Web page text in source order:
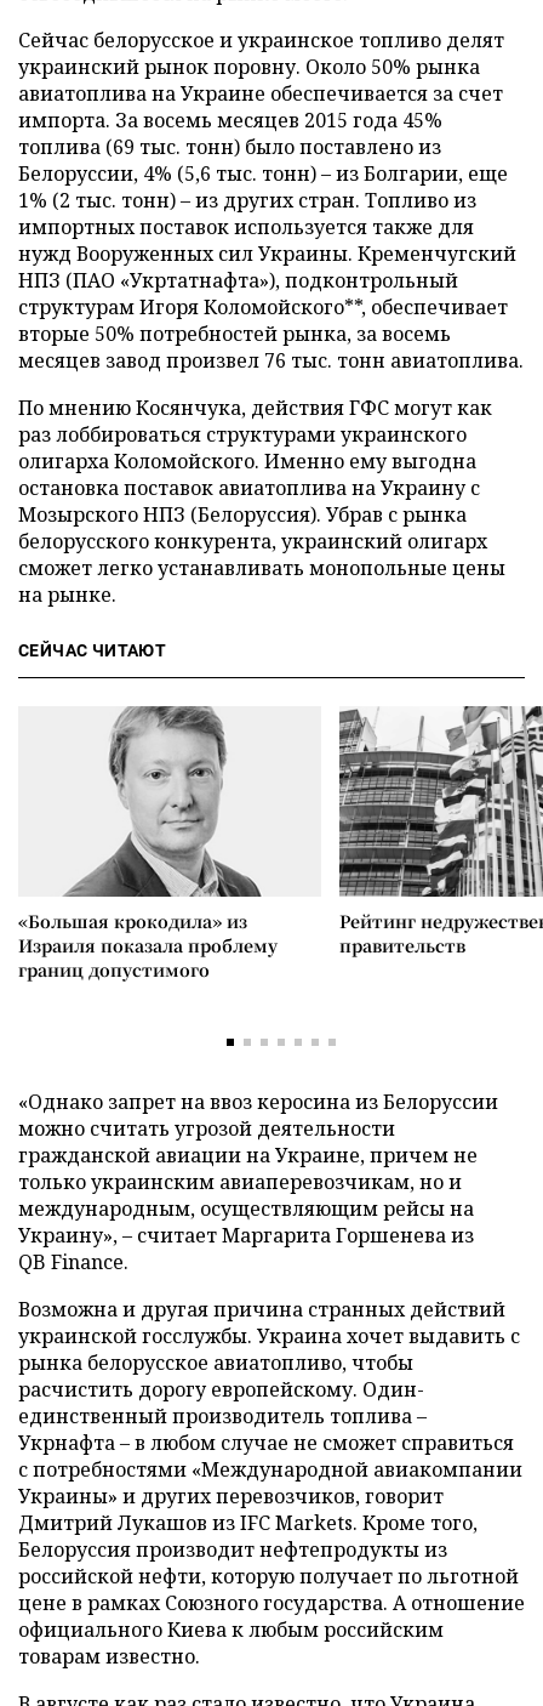
Сейчас белорусское и украинское топливо делят
украинский рынок поровну. Около 50% рынка
авиатоплива на Украине обеспечивается за счет
импорта. За восемь месяцев 2015 года 45%
топлива (69 тыс. тонн) было поставлено из
Белоруссии, 4% (5,6 тыс. тонн) – из Болгарии, еще
1% (2 тыс. тонн) – из других стран. Топливо из
импортных поставок используется также для
нужд Вооруженных сил Украины. Кременчугский
НПЗ (ПАО «Укртатнафта»), подконтрольный
структурам Игоря Коломойского**, обеспечивает
вторые 50% потребностей рынка, за восемь
месяцев завод произвел 76 тыс. тонн авиатоплива.
По мнению Косянчука, действия ГФС могут как
раз лоббироваться структурами украинского
олигарха Коломойского. Именно ему выгодна
остановка поставок авиатоплива на Украину с
Мозырского НПЗ (Белоруссия). Убрав с рынка
белорусского конкурента, украинский олигарх
сможет легко устанавливать монопольные цены
на рынке.
СЕЙЧАС ЧИТАЮТ
«Большая крокодила» из
Израиля показала проблему
границ допустимого
Рейтинг
правительств
«Однако запрет на ввоз керосина из Белоруссии
можно считать угрозой деятельности
гражданской авиации на Украине, причем не
только украинским авиаперевозчикам, но и
международным, осуществляющим рейсы на
Украину», – считает Маргарита Горшенева из
QB Finance.
Возможна и другая причина странных действий
украинской госслужбы. Украина хочет выдавить с
рынка белорусское авиатопливо, чтобы
расчистить дорогу европейскому. Один-
единственный производитель топлива –
Укрнафта – в любом случае не сможет справиться
с потребностями «Международной авиакомпании
Украины» и других перевозчиков, говорит
Дмитрий Лукашов из IFC Markets. Кроме того,
Белоруссия производит нефтепродукты из
российской нефти, которую получает по льготной
цене в рамках Союзного государства. А отношение
официального Киева к любым российским
товарам известно.